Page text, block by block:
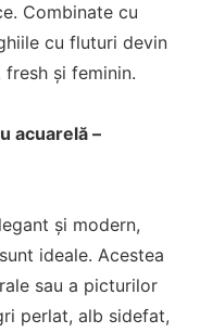
Combinate cu
cu fluturi devin
și feminin.
acuarelă –
și modern,
ideale. Acestea
sau a picturilor
perlat, alb sidefat,